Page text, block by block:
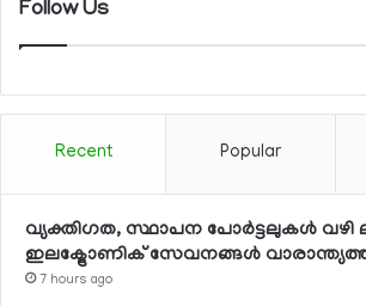
Follow Us
Recent Popular
വ്യക്തിഗത, സ്ഥാപന പോര്‍ട്ടലുകള്‍ വഴി
ഇലക്ട്രോണിക് സേവനങ്ങള്‍
7 hours ago